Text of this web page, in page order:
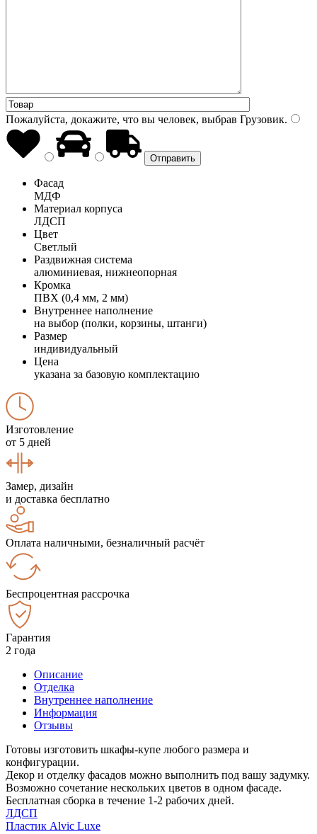
Пожалуйста, докажите, что вы человек, выбрав Грузовик.
Фасад
МДФ
Материал корпуса
ЛДСП
Цвет
Светлый
Раздвижная система
алюминиевая, нижнеопорная
Кромка
ПВХ (0,4 мм, 2 мм)
Внутреннее наполнение
на выбор (полки, корзины, штанги)
Размер
индивидуальный
Цена
указана за базовую комплектацию
Изготовление
от 5 дней
Замер, дизайн
и доставка бесплатно
Оплата наличными, безналичный расчёт
Беспроцентная рассрочка
Гарантия
2 года
Описание
Отделка
Внутреннее наполнение
Информация
Отзывы
Готовы изготовить шкафы-купе любого размера и
конфигурации.
Декор и отделку фасадов можно выполнить под вашу задумку.
Возможно сочетание нескольких цветов в одном фасаде.
Бесплатная сборка в течение 1-2 рабочих дней.
ЛДСП
Пластик Alvic Luxe